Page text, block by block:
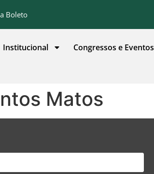
Boleto
Institucional Congressos e Eventos
Matos